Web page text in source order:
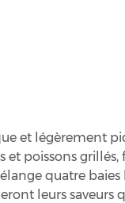
et légèrement
et poissons
quatre
leurs